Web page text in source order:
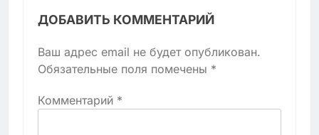
ДОБАВИТЬ КОММЕНТАРИЙ
Ваш адрес email не будет опубликован.
Обязательные поля помечены *
Комментарий *